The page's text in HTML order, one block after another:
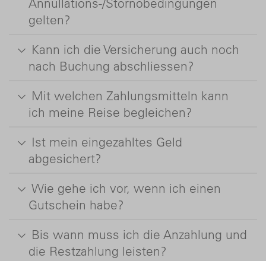
gelten?
Kann ich die Versicherung auch noch
nach Buchung abschliessen?
Mit welchen Zahlungsmitteln kann
ich meine Reise begleichen?
Ist mein eingezahltes Geld
abgesichert?
Wie gehe ich vor, wenn ich einen
Gutschein habe?
Bis wann muss ich die Anzahlung und
die Restzahlung leisten?